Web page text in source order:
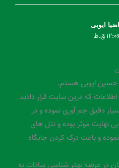
ایوبی
حسین ایوبی هستم.
که درین سایت قرار دادید
دقیق جم آوری نموده و در
نهایت موثر بوده و نثل های
نموده و باعث درک کردن جایگاه
در عرصه بهتر شناسی سادات به